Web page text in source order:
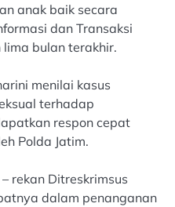
anak baik secara
dan Transaksi
lima bulan terakhir.
menilai kasus
terhadap
respon cepat
Polda Jatim.
rekan Ditreskrimsus
dalam penanganan